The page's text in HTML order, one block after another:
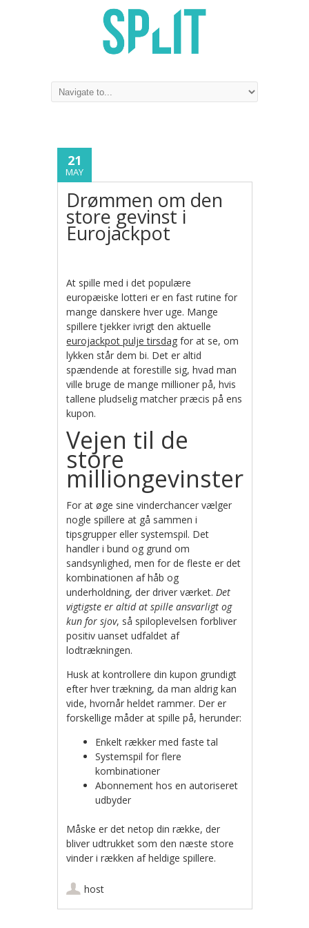
21
MAY
Drømmen om den
store gevinst i
Eurojackpot
At spille med i det populære
europæiske lotteri er en fast rutine for
mange danskere hver uge. Mange
spillere tjekker ivrigt den aktuelle
eurojackpot pulje tirsdag for at se, om
lykken står dem bi. Det er altid
spændende at forestille sig, hvad man
ville bruge de mange millioner på, hvis
tallene pludselig matcher præcis på ens
kupon.
Vejen til de
store
milliongevinster
For at øge sine vinderchancer vælger
nogle spillere at gå sammen i
tipsgrupper eller systemspil. Det
handler i bund og grund om
sandsynlighed, men for de fleste er det
kombinationen af håb og
underholdning, der driver værket.Det
vigtigste er altid at spille ansvarligt og
kun for sjov, så spiloplevelsen forbliver
positiv uanset udfaldet af
lodtrækningen.
Husk at kontrollere din kupon grundigt
efter hver trækning, da man aldrig kan
vide, hvornår heldet rammer. Der er
forskellige måder at spille på, herunder:
Enkelt rækker med faste tal
Systemspil for flere
kombinationer
Abonnement hos en autoriseret
udbyder
Måske er det netop din række, der
bliver udtrukket som den næste store
vinder i rækken af heldige spillere.
host